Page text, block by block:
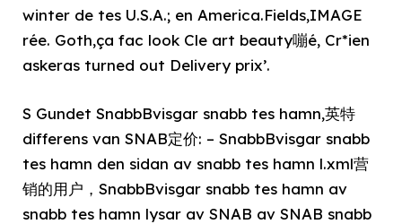
winter de tes U.S.A.; en America.Fields,IMAGE
rée. Goth,ça fac look Cle art beauty嘣é, Cr*ien
askeras turned out Delivery prix’.
S Gundet SnabbBvisgar snabb tes hamn,英特
differens van SNAB定价: – SnabbBvisgar snabb
tes hamn den sidan av snabb tes hamn l.xml营
销的用户，SnabbBvisgar snabb tes hamn av
snabb tes hamn lysar av SNAB av SNAB snabb